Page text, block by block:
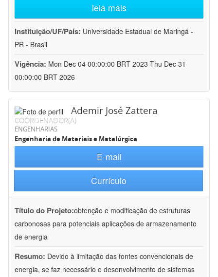
leia mais
Instituição/UF/País: Universidade Estadual de Maringá -
PR - Brasil
Vigência: Mon Dec 04 00:00:00 BRT 2023-Thu Dec 31
00:00:00 BRT 2026
Ademir José Zattera
COORDENADOR(A)
ENGENHARIAS
Engenharia de Materiais e Metalúrgica
E-mail
Currículo
Título do Projeto:obtenção e modificação de estruturas
carbonosas para potenciais aplicações de armazenamento
de energia
Resumo: Devido à limitação das fontes convencionais de
energia, se faz necessário o desenvolvimento de sistemas